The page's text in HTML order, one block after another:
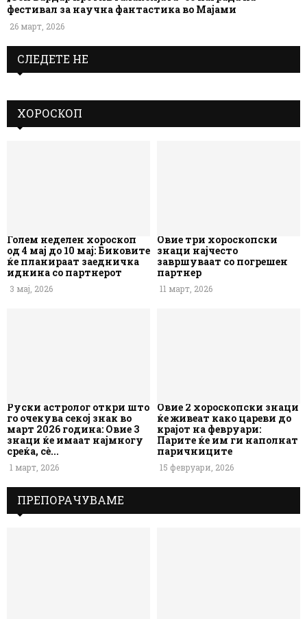
фестивал за научна фантастика во Мајами
26 март, 2026
СЛЕДЕТЕ НЕ
ХОРОСКОП
Голем неделен хороскоп
од 4 мај до 10 мај: Биковите
ќе планираат заедничка
иднина со партнерот
3 мај, 2026
Овие три хороскопски
знаци најчесто
завршуваат со погрешен
партнер
11 март, 2026
Руски астролог откри што
го очекува секој знак во
март 2026 година: Овие 3
знаци ќе имаат најмногу
среќа, сè...
1 март, 2026
Овие 2 хороскопски знаци
ќе живеат како цареви до
крајот на февруари:
Парите ќе им ги наполнат
паричниците
15 февруари, 2026
ПРЕПОРАЧУВАМЕ